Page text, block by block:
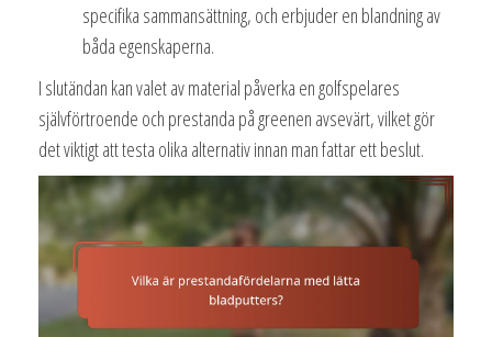
specifika sammansättning, och erbjuder en blandning av
båda egenskaperna.
I slutändan kan valet av material påverka en golfspelares
självförtroende och prestanda på greenen avsevärt, vilket gör
det viktigt att testa olika alternativ innan man fattar ett beslut.